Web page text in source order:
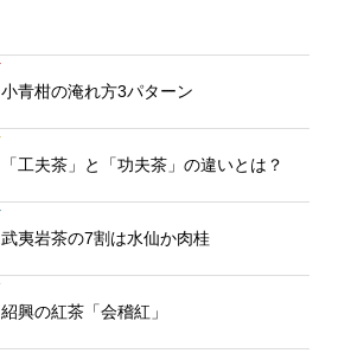
小青柑の淹れ方3パターン
「工夫茶」と「功夫茶」の違いとは？
武夷岩茶の7割は水仙か肉桂
紹興の紅茶「会稽紅」